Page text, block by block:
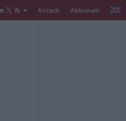
Accedi Abbonati